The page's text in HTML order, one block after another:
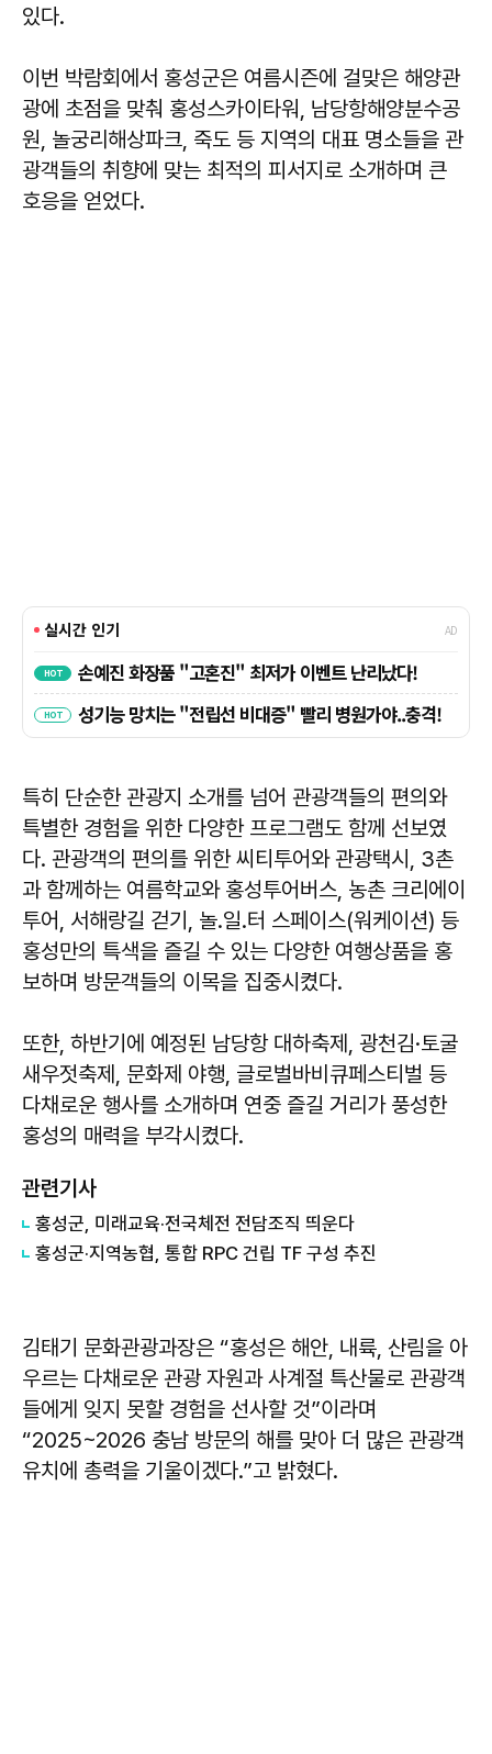
있다.
이번 박람회에서 홍성군은 여름시즌에 걸맞은 해양관
광에 초점을 맞춰 홍성스카이타워, 남당항해양분수공
원, 놀궁리해상파크, 죽도 등 지역의 대표 명소들을 관
광객들의 취향에 맞는 최적의 피서지로 소개하며 큰
호응을 얻었다.
특히 단순한 관광지 소개를 넘어 관광객들의 편의와
특별한 경험을 위한 다양한 프로그램도 함께 선보였
다. 관광객의 편의를 위한 씨티투어와 관광택시, 3촌
과 함께하는 여름학교와 홍성투어버스, 농촌 크리에이
투어, 서해랑길 걷기, 놀.일.터 스페이스(워케이션) 등
홍성만의 특색을 즐길 수 있는 다양한 여행상품을 홍
보하며 방문객들의 이목을 집중시켰다.
또한, 하반기에 예정된 남당항 대하축제, 광천김·토굴
새우젓축제, 문화제 야행, 글로벌바비큐페스티벌 등
다채로운 행사를 소개하며 연중 즐길 거리가 풍성한
홍성의 매력을 부각시켰다.
관련기사
홍성군, 미래교육·전국체전 전담조직 띄운다
홍성군·지역농협, 통합 RPC 건립 TF 구성 추진
김태기 문화관광과장은 “홍성은 해안, 내륙, 산림을 아
우르는 다채로운 관광 자원과 사계절 특산물로 관광객
들에게 잊지 못할 경험을 선사할 것”이라며
“2025~2026 충남 방문의 해를 맞아 더 많은 관광객
유치에 총력을 기울이겠다.”고 밝혔다.